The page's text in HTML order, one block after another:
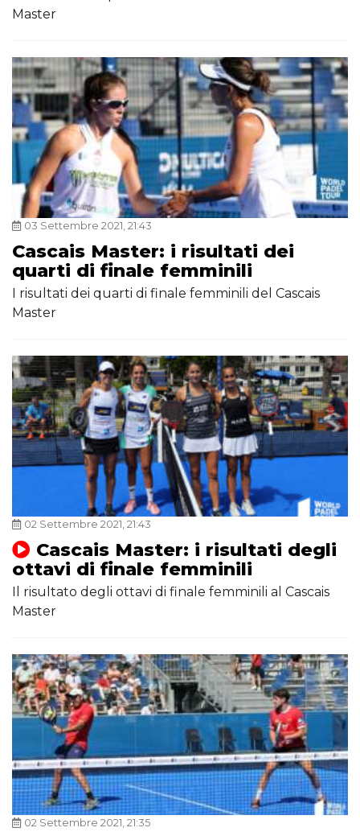
Master
03 Settembre 2021, 21:43
Cascais Master: i risultati dei
quarti di finale femminili
I risultati dei quarti di finale femminili del Cascais
Master
02 Settembre 2021, 21:43
Cascais Master: i risultati degli
ottavi di finale femminili
Il risultato degli ottavi di finale femminili al Cascais
Master
02 Settembre 2021, 21:35